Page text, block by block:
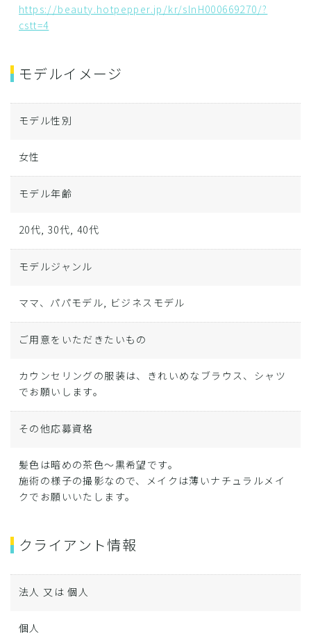
https://beauty.hotpepper.jp/kr/slnH000669270/?
cstt=4
モデルイメージ
モデル性別
女性
モデル年齢
20代, 30代, 40代
モデルジャンル
ママ、パパモデル, ビジネスモデル
ご用意をいただきたいもの
カウンセリングの服装は、きれいめなブラウス、シャツ
でお願いします。
その他応募資格
髪色は暗めの茶色～黒希望です。
施術の様子の撮影なので、メイクは薄いナチュラルメイ
クでお願いいたします。
クライアント情報
法人 又は 個人
個人